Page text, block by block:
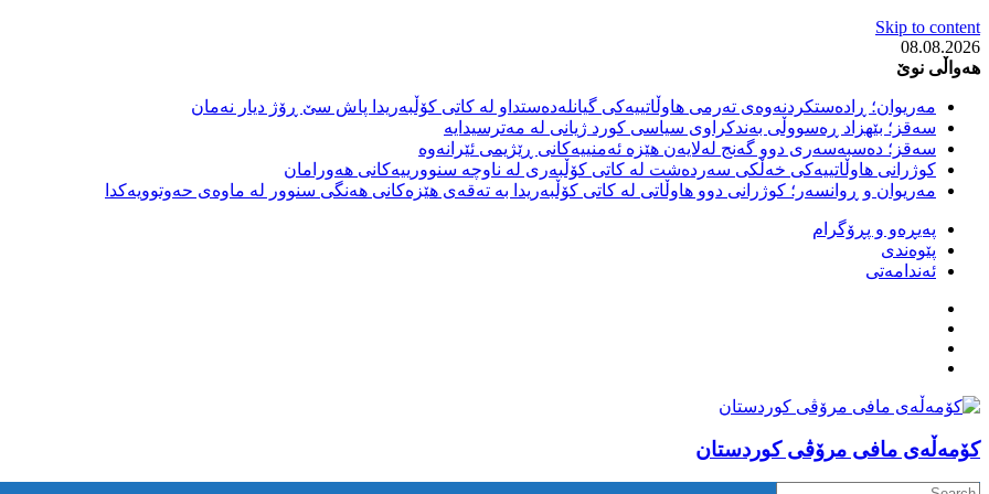
Skip to content
08.08.2026
هەواڵی نوێ
مەریوان؛ ڕادەستکردنەوەی تەرمی هاوڵاتییەکی گیانلەدەستداو لە کاتی کۆڵبەریدا پاش سێ ڕۆژ دیار نەمان
سەقز؛ بێهزاد ڕەسووڵی بەندکراوی سیاسی کورد ژیانی لە مەترسیدایە
سەقز؛ دەسبەسەری دوو گەنج لەلایەن هێزە ئەمنییەکانی ڕێژیمی ئێرانەوە
کوژرانی هاوڵاتییەکی خەڵکی سەردەشت لە کاتی کۆڵبەری لە ناوچە سنوورییەکانی هەورامان
مەریوان و ڕوانسەر؛ کوژرانی دوو هاوڵاتی لە کاتی کۆڵبەریدا بە تەقەی هێزەکانی هەنگی سنوور لە ماوەی حەوتوویەکدا
پەیڕەو و پڕۆگرام
پێوەندی
ئەندامەتی
كۆمه‌ڵه‌ی مافی مرۆڤی کوردستان